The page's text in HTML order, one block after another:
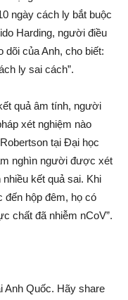
ngày cách ly bắt buộc
Harding, người điều
dõi của Anh, cho biết:
ly sai cách”.
quả âm tính, người
xét nghiệm nào
tại Đại học
nghìn người được xét
kết quả sai. Khi
đến hộp đêm, họ có
chất đã nhiễm nCoV”.
Anh Quốc. Hãy share